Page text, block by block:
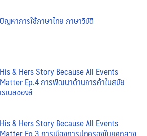
ปัญหาการใช้ภาษาไทย ภาษาวิบัติ
His & Hers Story Because All Events
Matter Ep.4 การพัฒนาด้านการค้าในสมัย
เรเนสซองส์
His & Hers Story Because All Events
Matter Ep.3 การเมืองการปกครองในยุคกลาง